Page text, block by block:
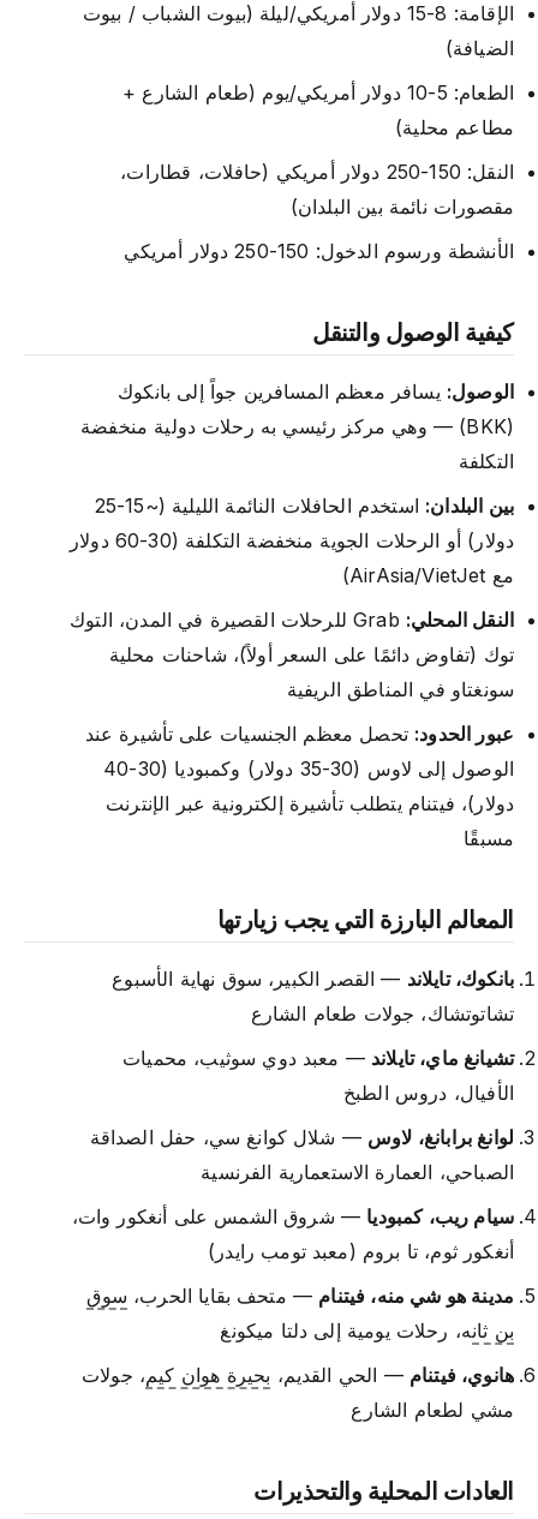
الإقامة: 8-15 دولار أمريكي/ليلة (بيوت الشباب / بيوت
الضيافة)
الطعام: 5-10 دولار أمريكي/يوم (طعام الشارع +
مطاعم محلية)
النقل: 150-250 دولار أمريكي (حافلات، قطارات،
مقصورات نائمة بين البلدان)
الأنشطة ورسوم الدخول: 150-250 دولار أمريكي
كيفية الوصول والتنقل
الوصول: يسافر معظم المسافرين جواً إلى بانكوك
(BKK) — وهي مركز رئيسي به رحلات دولية منخفضة
التكلفة
بين البلدان:
استخدم الحافلات النائمة الليلية (~15-25
دولار) أو الرحلات الجوية منخفضة التكلفة (30-60 دولار
مع AirAsia/VietJet)
النقل المحلي:
Grab للرحلات القصيرة في المدن، التوك
توك (تفاوض دائمًا على السعر أولاً)، شاحنات محلية
سونغتاو في المناطق الريفية
عبور الحدود: تحصل معظم الجنسيات على تأشيرة عند
الوصول إلى لاوس (30-35 دولار) وكمبوديا (30-40
دولار)، فيتنام يتطلب تأشيرة إلكترونية عبر الإنترنت
مسبقًا
المعالم البارزة التي يجب زيارتها
بانكوك، تايلاند — القصر الكبير، سوق نهاية الأسبوع
تشاتوتشاك، جولات طعام الشارع
تشيانغ ماي، تايلاند — معبد دوي سوثيب، محميات
الأفيال، دروس الطبخ
لوانغ برابانغ، لاوس — شلال كوانغ سي، حفل الصداقة
الصباحي، العمارة الاستعمارية الفرنسية
سيام ريب، كمبوديا — شروق الشمس على أنغكور وات،
أنغكور ثوم، تا بروم (معبد تومب رايدر)
مدينة هو شي منه، فيتنام — متحف بقايا الحرب، سوق
بن ثانه، رحلات يومية إلى دلتا ميكونغ
هانوي، فيتنام — الحي القديم، بحيرة هوان كيم، جولات
مشي لطعام الشارع
العادات المحلية والتحذيرات